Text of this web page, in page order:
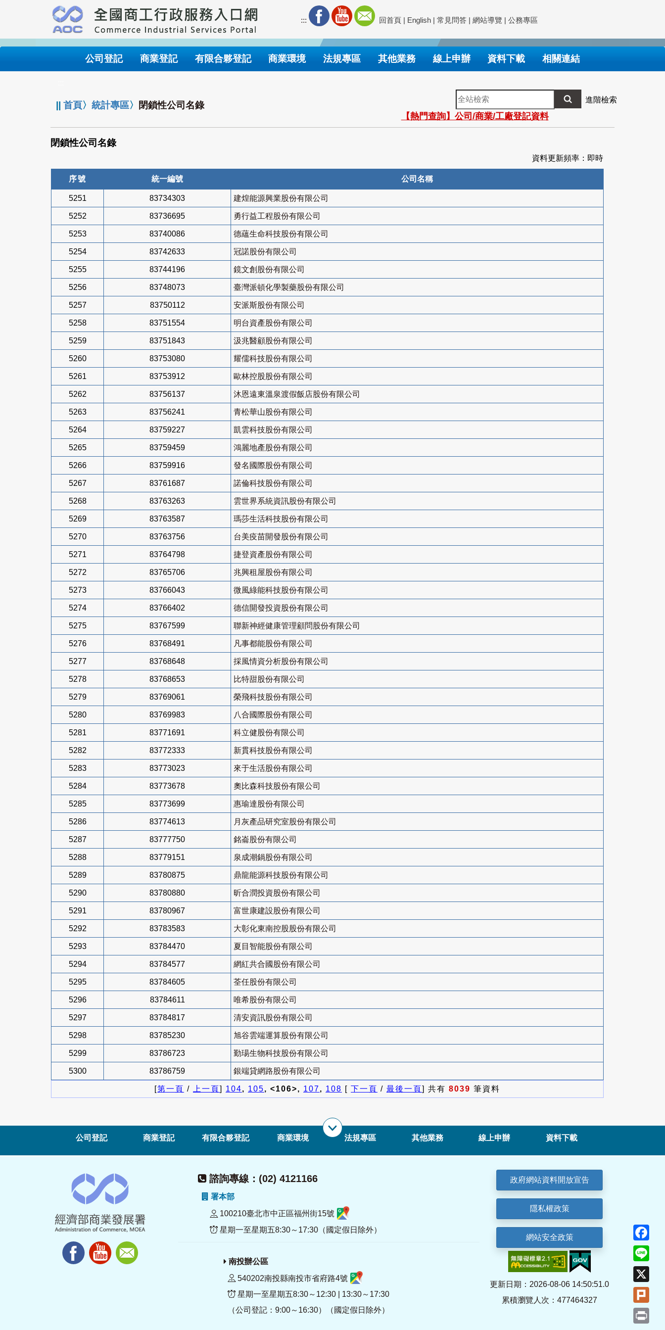
要
內
::: 回首頁 | English | 常見問答 | 網站導覽 | 公務專區
公司登記 商業登記 有限合夥登記 商業環境 法規專區 其他業務 線上申辦 資料下載 相關連結
||首頁〉統計專區〉 閉鎖性公司名錄
全
站
檢
索
進階檢索
【熱門查詢】公司/商業/工廠登記資料
閉鎖性公司名錄
資料更新頻率：即時
序號 統一編號 公司名稱
5251 83734303 建煌能源興業股份有限公司
5252 83736695 勇行益工程股份有限公司
5253 83740086 德蘊生命科技股份有限公司
5254 83742633 冠諾股份有限公司
5255 83744196 鏡文創股份有限公司
5256 83748073 臺灣派頓化學製藥股份有限公司
5257 83750112 安派斯股份有限公司
5258 83751554 明台資產股份有限公司
5259 83751843 汲兆醫顧股份有限公司
5260 83753080 耀儒科技股份有限公司
5261 83753912 歐林控股股份有限公司
5262 83756137 沐恩遠東溫泉渡假飯店股份有限公司
5263 83756241 青松華山股份有限公司
5264 83759227 凱雲科技股份有限公司
5265 83759459 鴻麗地產股份有限公司
5266 83759916 發名國際股份有限公司
5267 83761687 諾倫科技股份有限公司
5268 83763263 雲世界系統資訊股份有限公司
5269 83763587 瑪莎生活科技股份有限公司
5270 83763756 台美疫苗開發股份有限公司
5271 83764798 捷登資產股份有限公司
5272 83765706 兆興租屋股份有限公司
5273 83766043 微風綠能科技股份有限公司
5274 83766402 德信開發投資股份有限公司
5275 83767599 聯新神經健康管理顧問股份有限公司
5276 83768491 凡事都能股份有限公司
5277 83768648 採風情資分析股份有限公司
5278 83768653 比特甜股份有限公司
5279 83769061 榮飛科技股份有限公司
5280 83769983 八合國際股份有限公司
5281 83771691 科立健股份有限公司
5282 83772333 新貫科技股份有限公司
5283 83773023 來于生活股份有限公司
5284 83773678 奧比森科技股份有限公司
5285 83773699 惠瑜達股份有限公司
5286 83774613 月灰產品研究室股份有限公司
5287 83777750 銘崙股份有限公司
5288 83779151 泉成潮鍋股份有限公司
5289 83780875 鼎龍能源科技股份有限公司
5290 83780880 昕合潤投資股份有限公司
5291 83780967 富世康建設股份有限公司
5292 83783583 大彰化東南控股股份有限公司
5293 83784470 夏目智能股份有限公司
5294 83784577 網紅共合國股份有限公司
5295 83784605 荃任股份有限公司
5296 83784611 唯希股份有限公司
5297 83784817 清安資訊股份有限公司
5298 83785230 旭谷雲端運算股份有限公司
5299 83786723 勤瑒生物科技股份有限公司
5300 83786759 銀端貸網路股份有限公司
[第一頁 / 上一頁] 104, 105, <106>, 107, 108 [ 下一頁 / 最後一頁] 共有 8039 筆資料
公司登記 商業登記 有限合夥登記 商業環境 法規專區 其他業務 線上申辦 資料下載
諮詢專線：(02) 4121166
署本部
100210臺北市中正區福州街15號
星期一至星期五8:30～17:30（國定假日除外）
南投辦公區
540202南投縣南投市省府路4號
星期一至星期五8:30～12:30 | 13:30～17:30
（公司登記：9:00～16:30）（國定假日除外）
政府網站資料開放宣告
隱私權政策
網站安全政策
更新日期：2026-08-06 14:50:51.0
累積瀏覽人次：477464327